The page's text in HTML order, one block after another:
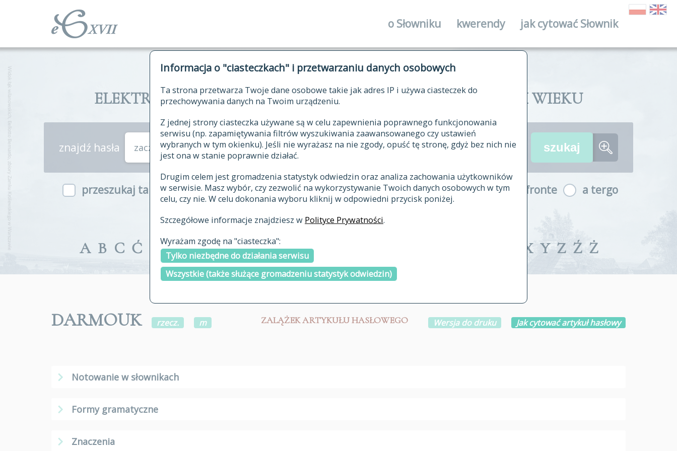
Informacja o "ciasteczkach" i przetwarzaniu danych osobowych
Ta strona przetwarza Twoje dane osobowe takie jak adres IP i używa ciasteczek do
przechowywania danych na Twoim urządzeniu.
Z jednej strony ciasteczka używane są w celu zapewnienia poprawnego funkcjonowania
serwisu (np. zapamiętywania filtrów wyszukiwania zaawansowanego czy ustawień
wybranych w tym okienku). Jeśli nie wyrażasz na nie zgody, opuść tę stronę, gdyż bez nich nie
jest ona w stanie poprawnie działać.
Drugim celem jest gromadzenia statystyk odwiedzin oraz analiza zachowania użytkowników
w serwisie. Masz wybór, czy zezwolić na wykorzystywanie Twoich danych osobowych w tym
celu, czy nie. W celu dokonania wyboru kliknij w odpowiedni przycisk poniżej.
Szczegółowe informacje znajdziesz w Polityce Prywatności.
Wyrażam zgodę na "ciasteczka":
Tylko niezbędne do działania serwisu
Wszystkie (także służące gromadzeniu statystyk odwiedzin)
o Słowniku
historia
publikacje
autorzy tekstów źródłowych
zasady opracowania
najnowsze hasła
ostatnio zmodyfikowane
kwerendy jak cytować Słownik
ELEKTRONICZNY SŁOWNIK JĘZYKA POLSKIEGO XVII I XVIII WIEKU
znajdź hasła zaczynające się od
przeszukaj także hasła w indeksie a fronte a tergo
A B C Ć E F G H I J K L Ł M X Y Z Ź Ż
DARMOUK rzecz. m ZALĄŻEK ARTYKUŁU HASŁOWEGO Wersja do druku Jak cytować artykuł hasłowy
Notowanie w słownikach
Formy gramatyczne
Znaczenia